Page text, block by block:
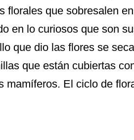
florales que sobresalen
en lo curiosos que son
que dio las flores se
que están cubiertas
mamíferos. El ciclo de